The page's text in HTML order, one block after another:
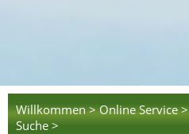
Willkommen > Online Service >
Suche >